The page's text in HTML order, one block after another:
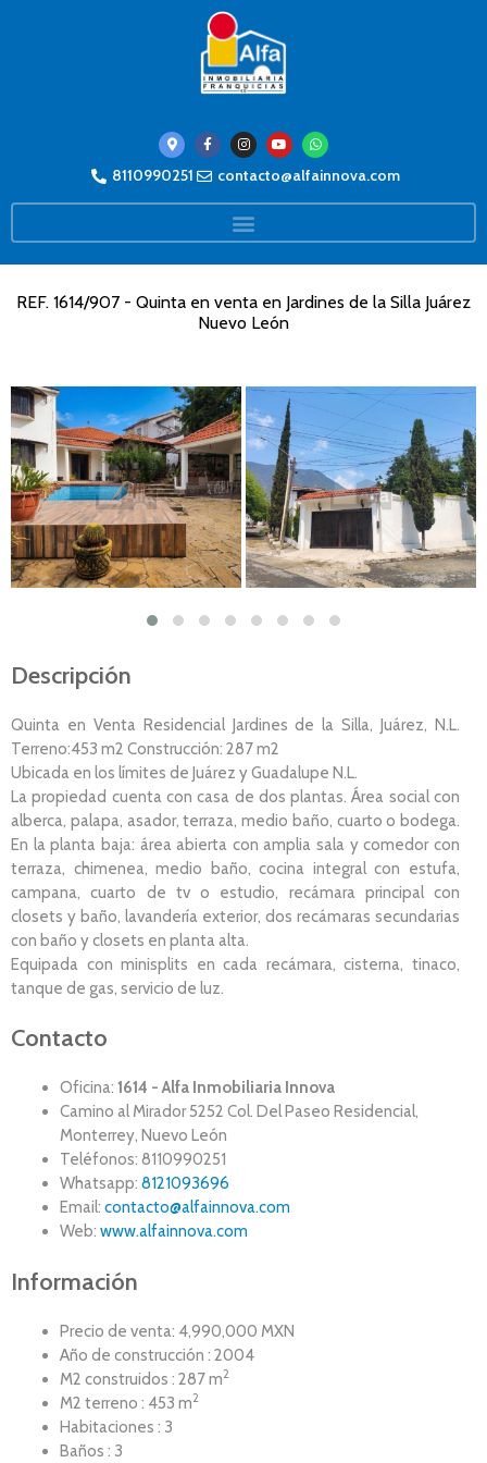
8110990251 contacto@alfainnova.com
REF. 1614/907 - Quinta en venta en Jardines de la Silla Juárez
Nuevo León
Descripción
Quinta en Venta Residencial Jardines de la Silla, Juárez, N.L.
Terreno:453 m2 Construcción: 287 m2
Ubicada en los límites de Juárez y Guadalupe N.L.
La propiedad cuenta con casa de dos plantas. Área social con
alberca, palapa, asador, terraza, medio baño, cuarto o bodega.
En la planta baja: área abierta con amplia sala y comedor con
terraza, chimenea, medio baño, cocina integral con estufa,
campana, cuarto de tv o estudio, recámara principal con
closets y baño, lavandería exterior, dos recámaras secundarias
con baño y closets en planta alta.
Equipada con minisplits en cada recámara, cisterna, tinaco,
tanque de gas, servicio de luz.
Contacto
Oficina: 1614 - Alfa Inmobiliaria Innova
Camino al Mirador 5252 Col. Del Paseo Residencial,
Monterrey, Nuevo León
Teléfonos: 8110990251
Whatsapp: 8121093696
Email: contacto@alfainnova.com
Web: www.alfainnova.com
Información
Precio de venta: 4,990,000 MXN
Año de construcción : 2004
M2 construidos : 287 m2
M2 terreno : 453 m2
Habitaciones : 3
Baños : 3